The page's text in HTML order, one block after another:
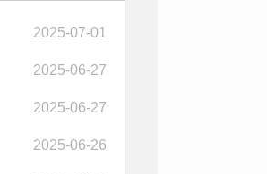
2025-07-01
2025-06-27
2025-06-27
2025-06-26